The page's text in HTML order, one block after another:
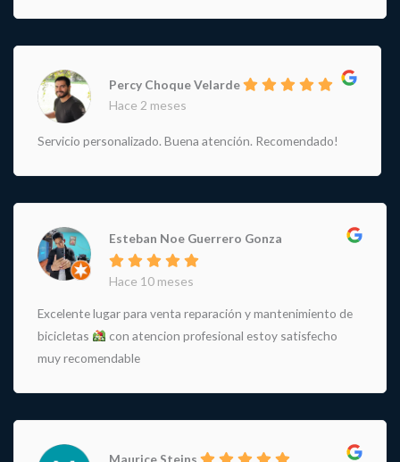
Percy Choque Velarde
Hace 2 meses
Servicio personalizado. Buena atención. Recomendado!
Esteban Noe Guerrero Gonza
Hace 10 meses
Excelente lugar para venta reparación y mantenimiento de
bicicletas
con atencion profesional estoy satisfecho
muy recomendable